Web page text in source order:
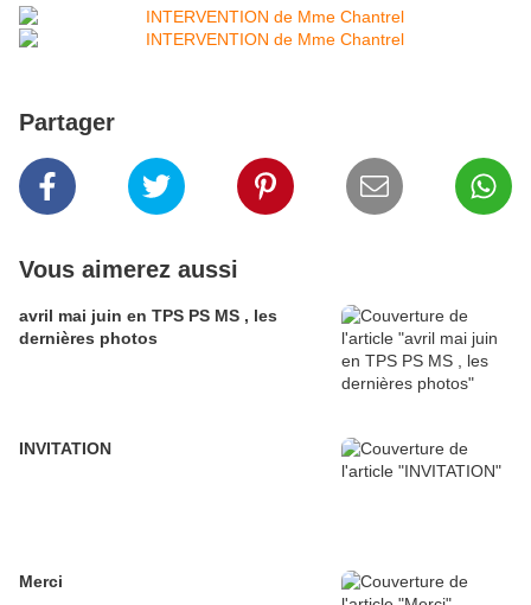
Partager
Vous aimerez aussi
avril mai juin en TPS PS MS , les
dernières photos
INVITATION
Merci